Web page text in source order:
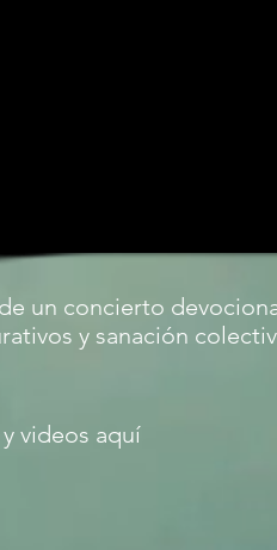
un concierto
y sanación
videos aquí